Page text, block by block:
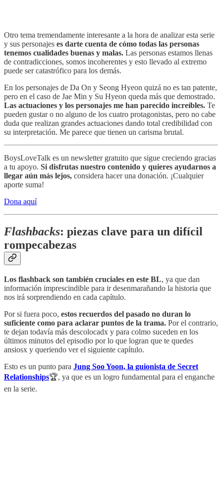
Otro tema tremendamente interesante a la hora de analizar esta serie
y sus personajes es darte cuenta de cómo todas las personas
tenemos cualidades buenas y malas. Las personas estamos llenas
de contradicciones, somos incoherentes y esto llevado al extremo
puede ser catastrófico para los demás.
En los personajes de Da On y Seong Hyeon quizá no es tan patente,
pero en el caso de Jae Min y Su Hyeon queda más que demostrado.
Las actuaciones y los personajes me han parecido increíbles. Te
pueden gustar o no alguno de los cuatro protagonistas, pero no cabe
duda que realizan grandes actuaciones dando total credibilidad con
su interpretación. Me parece que tienen un carisma brutal.
BoysLoveTalk es un newsletter gratuito que sigue creciendo gracias
a tu apoyo. Si disfrutas nuestro contenido y quieres ayudarnos a
llegar aún más lejos, considera hacer una donación. ¡Cualquier
aporte suma!
Dona aquí
Flashbacks: piezas clave para un difícil
rompecabezas
Los flashback son también cruciales en este BL, ya que dan
información imprescindible para ir desenmarañando la historia que
nos irá sorprendiendo en cada capítulo.
Por si fuera poco, estos recuerdos del pasado no duran lo
suficiente como para aclarar puntos de la trama. Por el contrario,
te dejan todavía más descolocadx y para colmo suceden en los
últimos minutos del episodio por lo que logran que te quedes
ansiosx y queriendo ver el siguiente capítulo.
Esto es un punto para Jung Soo Yoon, la guionista de Secret
Relationships🏆, ya que es un logro fundamental para el enganche
en la serie.